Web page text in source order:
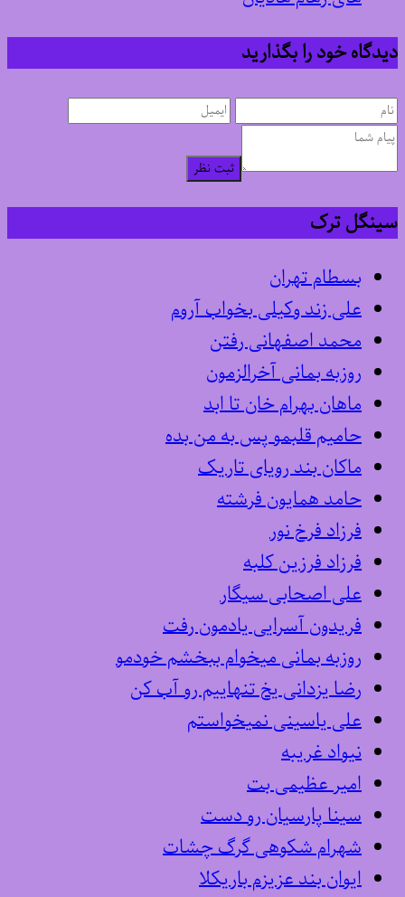
دیدگاه خود را بگذارید
ثبت نظر
سینگل ترک
بسطام تهران
علی زند وکیلی بخواب آروم
محمد اصفهانی رفتن
روزبه بمانی آخرالزمون
ماهان بهرام خان تا ابد
حامیم قلبمو پس به من بده
ماکان بند رویای تاریک
حامد همایون فرشته
فرزاد فرخ نور
فرزاد فرزین کلبه
علی اصحابی سیگار
فریدون آسرایی یادمون رفت
روزبه بمانی میخوام ببخشم خودمو
رضا یزدانی یخ تنهاییم رو آب کن
علی یاسینی نمیخواستم
نیواد غریبه
امیر عظیمی بت
سینا پارسیان رو دست
شهرام شکوهی گرگ چشات
ایوان بند عزیزم باریکلا